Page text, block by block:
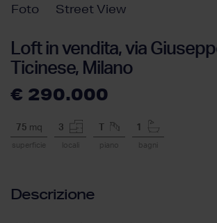
Loft in vendita, via
Ticinese, Milano
€ 290.000
75 mq
superficie
3
locali piano
1
bagni
Foto Street View
Descrizione